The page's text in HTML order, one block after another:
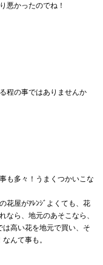
悪かったのでね！
程の事ではありませんか
も多々！うまくつかいこな
花屋がｱﾚﾝｼﾞよくても、花
なら、地元のあそこなら、
高い花を地元で買い、そ
んて事も。